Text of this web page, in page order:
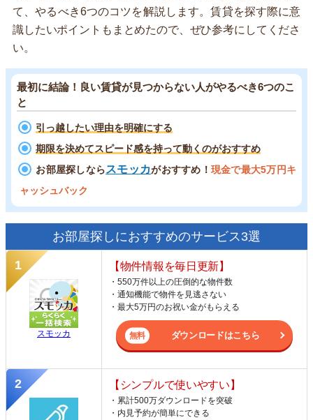
て、やるべき6つのコツを解説します。賃貸を探す際に意
識したいポイントもまとめたので、ぜひ参考にしてくださ
い。
最初に結論！良い賃貸が見つからない人がやるべき6つのこ
と
引っ越したい理由を明確にする
期限を決めてスピード感を持って動くのがおすすめ
お部屋探しならスモッカがおすすめ！ 現金で最大5万円キ
ャッシュバック
お部屋探しにおすすめのサービス3選
スモッカ
【物件情報を毎日更新】
・550万件以上の圧倒的な物件数
・通知機能で物件を見逃さない
・最大5万円のお祝い金がもらえる
ダウンロードはこちら
【シンプルで使いやすい】
・累計500万ダウンロードを突破
・内見予約が簡単にできる